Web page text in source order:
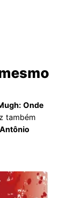
Onde
também
Antônio